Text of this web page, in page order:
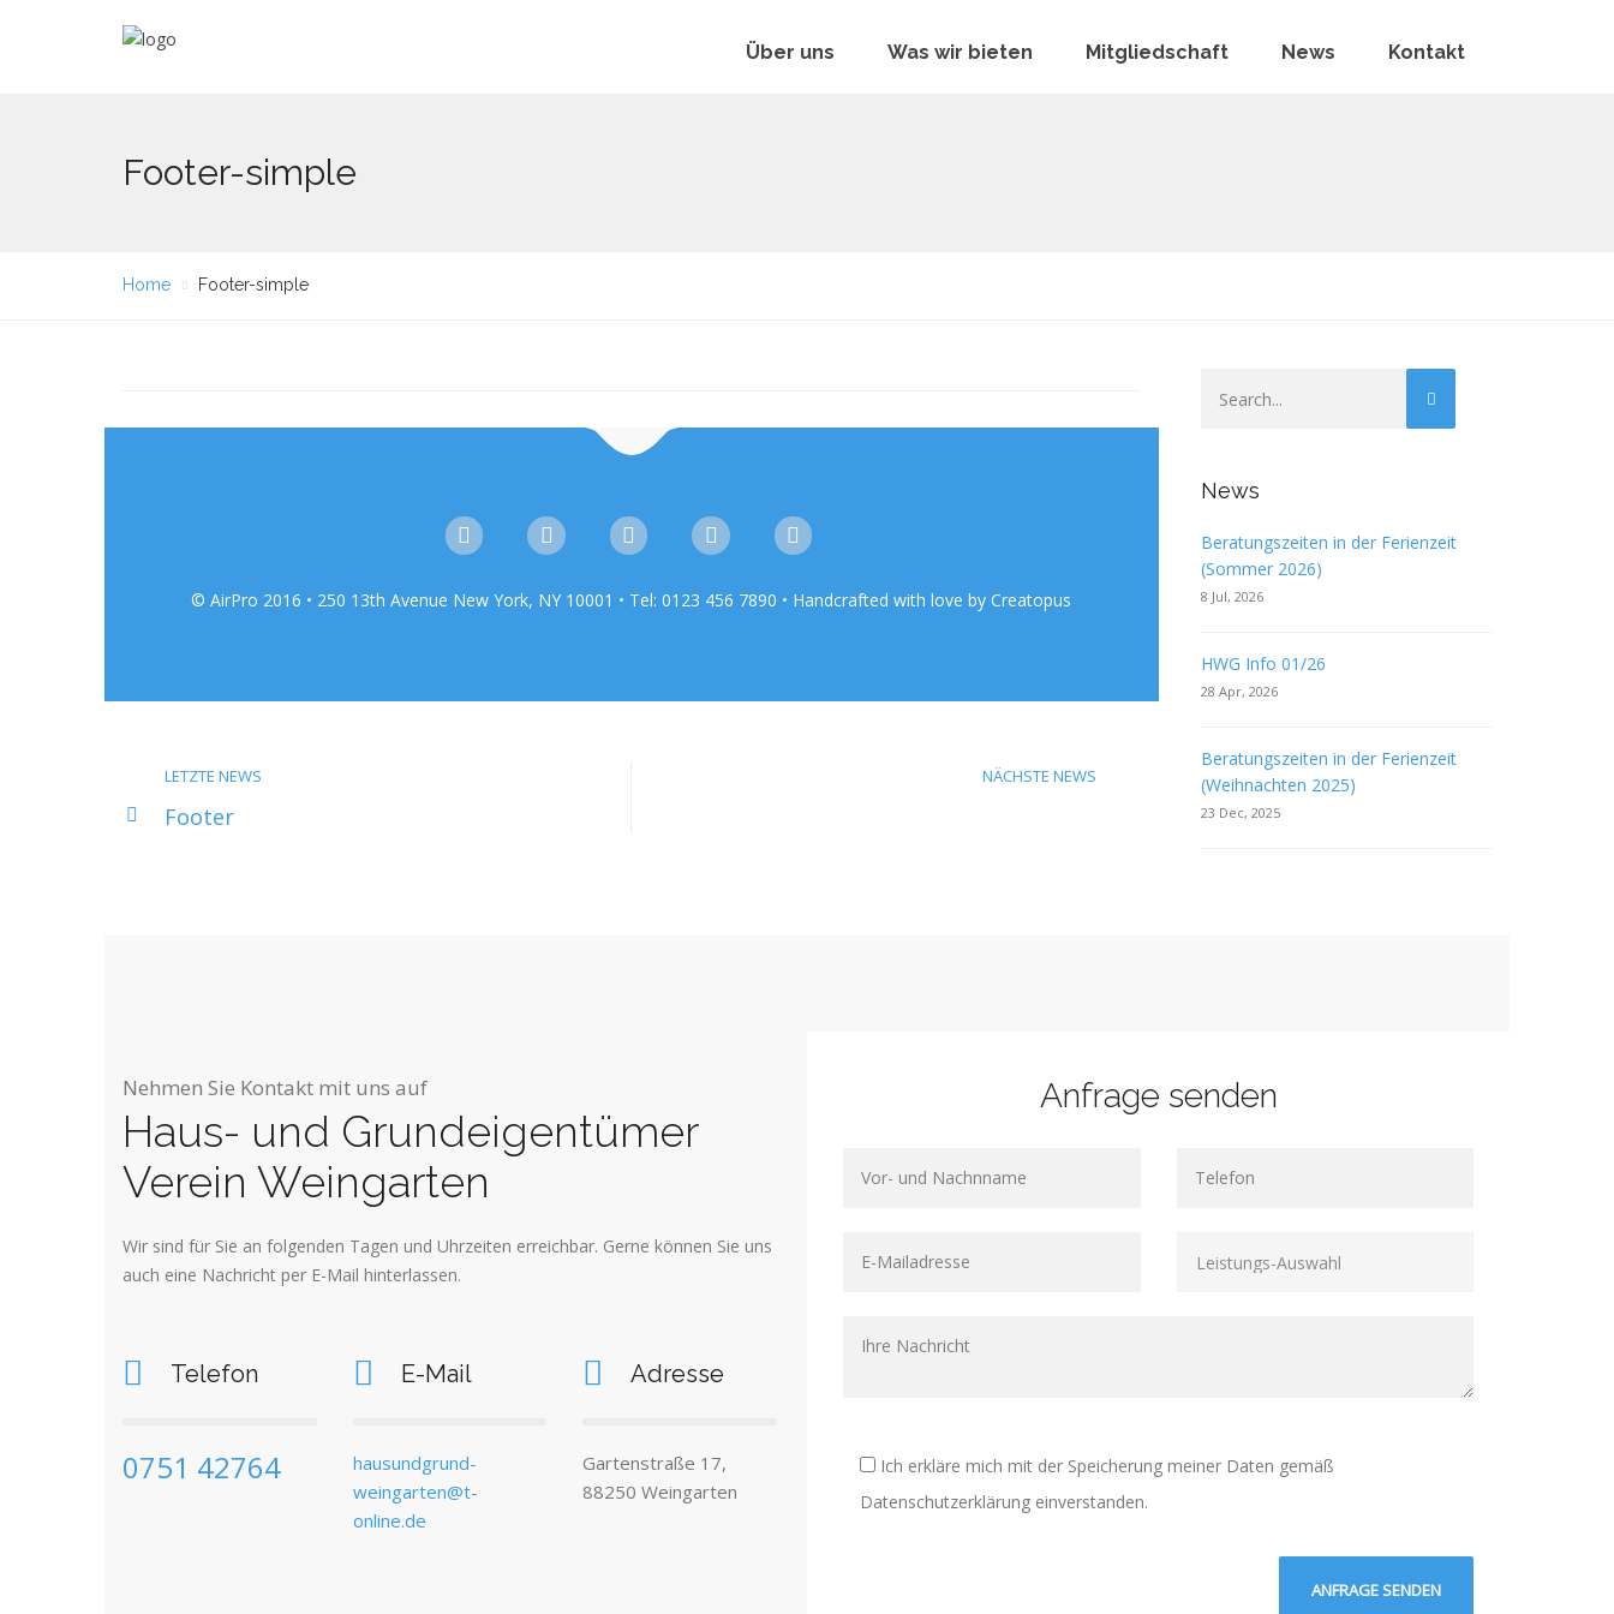
Über uns Was wir bieten Mitgliedschaft News Kontakt
Footer-simple
Home Footer-simple
© AirPro 2016 • 250 13th Avenue New York, NY 10001 • Tel: 0123 456 7890 • Handcrafted with love by Creatopus
LETZTE NEWS
Footer
NÄCHSTE NEWS
News
Beratungszeiten in der Ferienzeit
(Sommer 2026)
8 Jul, 2026
HWG Info 01/26
28 Apr, 2026
Beratungszeiten in der Ferienzeit
(Weihnachten 2025)
23 Dec, 2025
Nehmen Sie Kontakt mit uns auf
Haus- und Grundeigentümer
Verein Weingarten
Wir sind für Sie an folgenden Tagen und Uhrzeiten erreichbar. Gerne können Sie uns
auch eine Nachricht per E-Mail hinterlassen.
Telefon
0751 42764
E-Mail
hausundgrund-
weingarten@t-
online.de
Adresse
Gartenstraße 17,
88250 Weingarten
Anfrage senden
Ich erkläre mich mit der Speicherung meiner Daten gemäß
Datenschutzerklärung einverstanden.